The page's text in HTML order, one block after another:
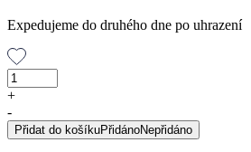
Expedujeme do druhého dne po uhrazení
Tužebník
nať,
g
množství
+
-
Přidat do košíkuPřidánoNepřidáno